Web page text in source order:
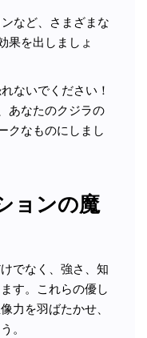
など、さまざまな
果を出しましょ
ないでください！
あなたのクジラの
クなものにしまし
ョンの魔
でなく、強さ、知
す。これらの優し
力を羽ばたかせ、
。